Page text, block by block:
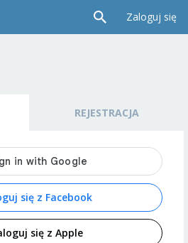
Zaloguj się
REJESTRACJA
się z Facebook
się z Apple